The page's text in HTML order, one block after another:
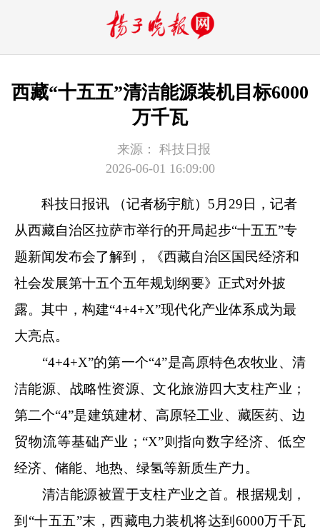
西藏“十五五”清洁能源装机目标6000
万千瓦
来源：
科技日报
2026-06-01 16:09:00
科技日报讯 （记者杨宇航）5月29日，记者
从西藏自治区拉萨市举行的开局起步“十五五”专
题新闻发布会了解到，《西藏自治区国民经济和
社会发展第十五个五年规划纲要》正式对外披
露。其中，构建“4+4+X”现代化产业体系成为最
大亮点。
“4+4+X”的第一个“4”是高原特色农牧业、清
洁能源、战略性资源、文化旅游四大支柱产业；
第二个“4”是建筑建材、高原轻工业、藏医药、边
贸物流等基础产业；“X”则指向数字经济、低空
经济、储能、地热、绿氢等新质生产力。
清洁能源被置于支柱产业之首。根据规划，
到“十五五”末，西藏电力装机将达到6000万千瓦